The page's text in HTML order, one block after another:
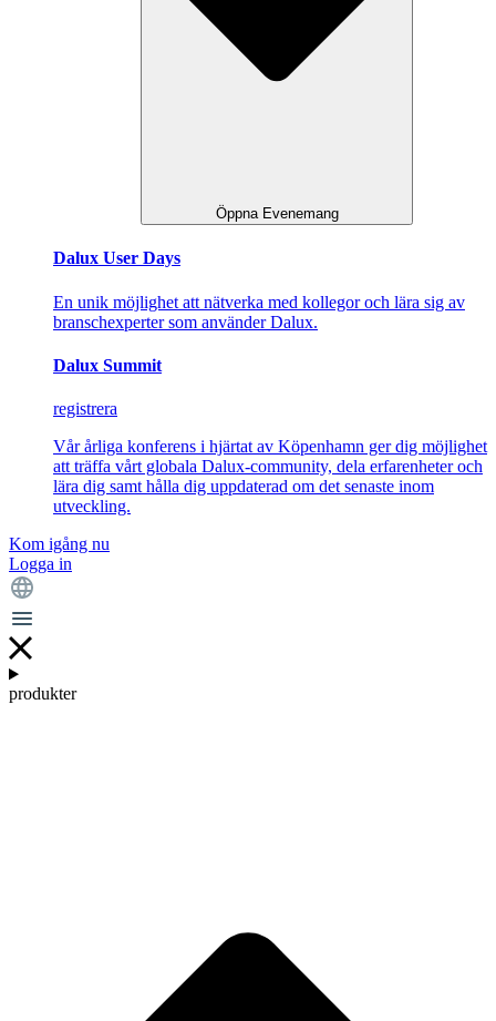
Öppna Evenemang
Dalux User Days
En unik möjlighet att nätverka med kollegor och lära sig av
branschexperter som använder Dalux.
Dalux Summit
registrera
Vår årliga konferens i hjärtat av Köpenhamn ger dig möjlighet
att träffa vårt globala Dalux-community, dela erfarenheter och
lära dig samt hålla dig uppdaterad om det senaste inom
utveckling.
Kom igång nu
Logga in
produkter